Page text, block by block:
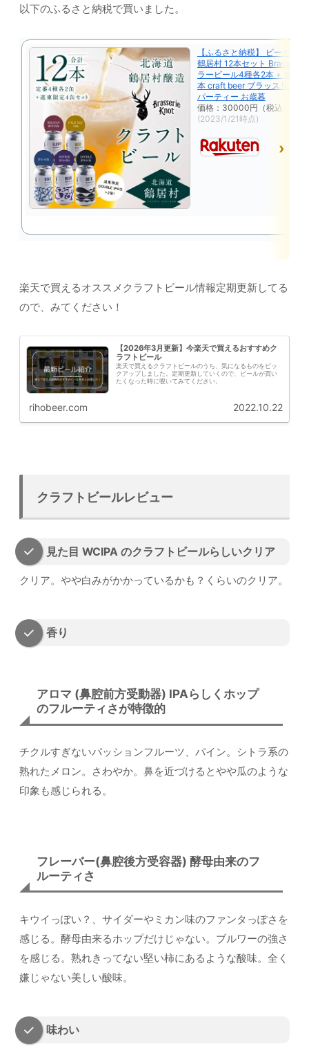
以下のふるさと納税で買いました。
【ふるさと納税】 ビール ク
鶴居村 12本セット Brasserie
ラービール4種各2本 + 道東
本 craft beer ブラッスリーノ
パーティー お歳暮
価格：30000円（税込、送料
(2023/1/21時点)
楽天で買えるオススメクラフトビール情報定期更新してる
ので、みてください！
【2026年3月更新】今楽天で買えるおすすめク
ラフトビール
楽天で買えるクラフトビールのうち、気になるものをピッ
クアップしました。定期更新していくので、ビールが買い
たくなった時に覗いてみてください。
rihobeer.com 2022.10.22
クラフトビールレビュー
見た目 WCIPA のクラフトビールらしいクリア
クリア。やや白みがかかっているかも？くらいのクリア。
香り
アロマ (鼻腔前方受動器) IPAらしくホップ
のフルーティさが特徴的
チクルすぎないパッションフルーツ、パイン。シトラ系の
熟れたメロン。さわやか。鼻を近づけるとやや瓜のような
印象も感じられる。
フレーバー(鼻腔後方受容器) 酵母由来のフ
ルーティさ
キウイっぽい？、サイダーやミカン味のファンタっぽさを
感じる。酵母由来るホップだけじゃない。ブルワーの強さ
を感じる。熟れきってない堅い柿にあるような酸味。全く
嫌じゃない美しい酸味。
味わい